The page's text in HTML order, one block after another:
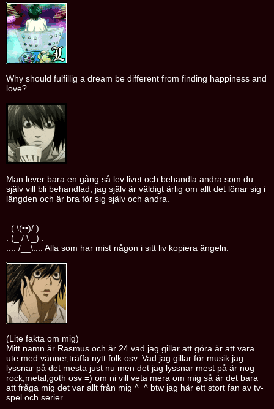
Why should fulfillig a dream be different from finding happiness and
love?
Man lever bara en gång så lev livet och behandla andra som du
själv vill bli behandlad, jag själv är väldigt ärlig om allt det lönar sig i
längden och är bra för sig själv och andra.
. ( \(••)/ ) .
. (_ / \ _) .
.... /__\.... Alla som har mist någon i sitt liv kopiera ängeln.
(Lite fakta om mig)
Mitt namn är Rasmus och är 24 vad jag gillar att göra är att vara
ute med vänner,träffa nytt folk osv. Vad jag gillar för musik jag
lyssnar på det mesta just nu men det jag lyssnar mest på är nog
rock,metal,goth osv =) om ni vill veta mera om mig så är det bara
att fråga mig det var allt från mig ^_^ btw jag här ett stort fan av tv-
spel och serier.